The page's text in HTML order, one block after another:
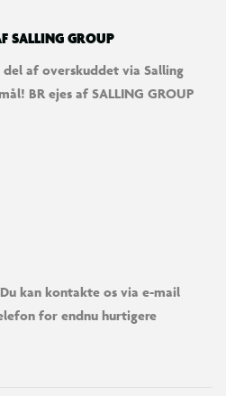
SALLING GROUP
del af overskuddet via Salling
BR ejes af SALLING GROUP
kan kontakte os via e-mail
for endnu hurtigere